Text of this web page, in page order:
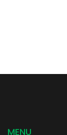
MENU